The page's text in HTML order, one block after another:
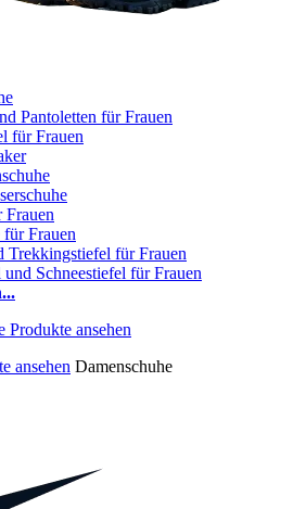
Pantoletten für Frauen
für Frauen
Frauen
für Frauen
Trekkingstiefel für Frauen
Schneestiefel für Frauen
ansehen Damenschuhe